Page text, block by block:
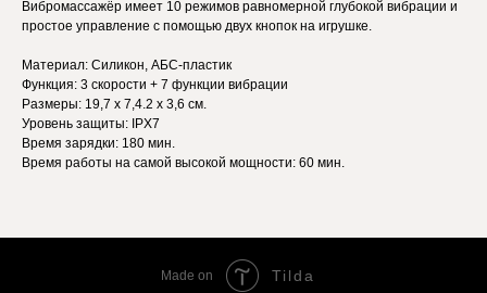
Вибромассажёр имеет 10 режимов равномерной глубокой вибрации и
простое управление с помощью двух кнопок на игрушке.
Материал: Силикон, АБС-пластик
Функция: 3 скорости + 7 функции вибрации
Размеры: 19,7 х 7,4.2 х 3,6 см.
Уровень защиты: IPX7
Время зарядки: 180 мин.
Время работы на самой высокой мощности: 60 мин.
Made on Tilda